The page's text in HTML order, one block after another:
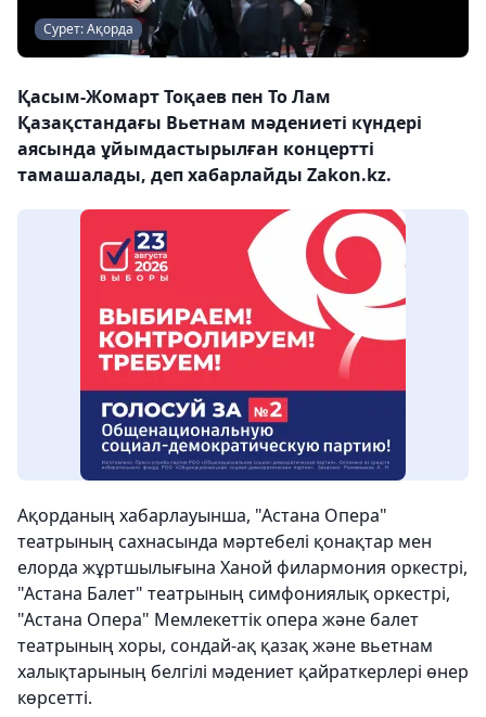
Сурет: Ақорда
Қасым-Жомарт Тоқаев пен То Лам
Қазақстандағы Вьетнам мәдениеті күндері
аясында ұйымдастырылған концертті
тамашалады, деп хабарлайды Zakon.kz.
Ақорданың хабарлауынша, "Астана Опера"
театрының сахнасында мәртебелі қонақтар мен
елорда жұртшылығына Ханой филармония оркестрі,
"Астана Балет" театрының симфониялық оркестрі,
"Астана Опера" Мемлекеттік опера және балет
театрының хоры, сондай-ақ қазақ және вьетнам
халықтарының белгілі мәдениет қайраткерлері өнер
көрсетті.